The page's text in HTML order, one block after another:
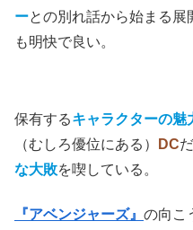
ーとの別れ話から始まる展
も明快で良い。
保有するキャラクターの魅
（むしろ優位にある）
DC
な大敗を喫している。
『アベンジャーズ』 の向こ